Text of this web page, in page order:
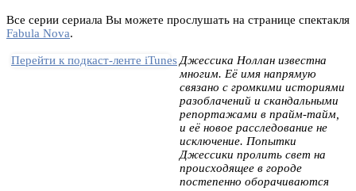
Все серии сериала Вы можете прослушать на странице спектакля
Fabula Nova.
Перейти к подкаст-ленте iTunes Джессика Ноллан известна
многим. Её имя напрямую
связано с громкими историями
разоблачений и скандальными
репортажами в прайм-тайм,
и её новое расследование не
исключение. Попытки
Джессики пролить свет на
происходящее в городе
постепенно оборачиваются